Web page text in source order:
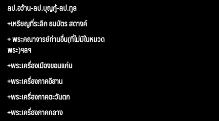
ลป.อว้าน-ลป.บุญกู้-ลป.ทูล
+เหรียญที่ระลึก ธนบัตร สตางค์
+ พระคณาจารย์ท่านอื่น(ที่ไม่มีในหมวด
พระ)ฯลฯ
+พระเครื่องเมืองขอนแก่น
+พระเครื่องภาคอีสาน
+พระเครื่องภาคตะวันตก
+พระเครื่องภาคกลาง